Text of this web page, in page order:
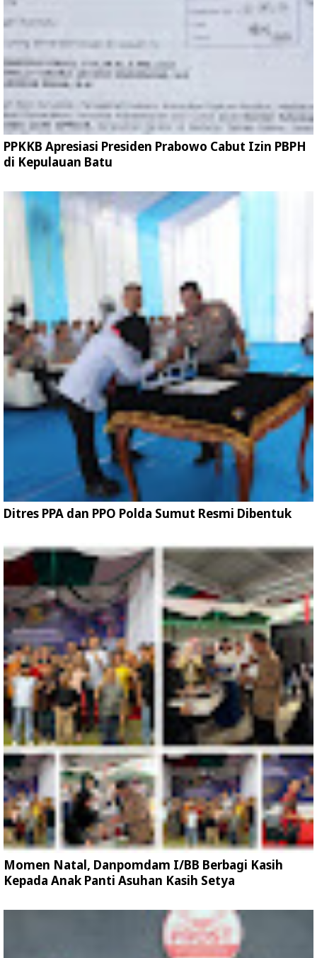
PPKKB Apresiasi Presiden Prabowo Cabut Izin PBPH
di Kepulauan Batu
Ditres PPA dan PPO Polda Sumut Resmi Dibentuk
Momen Natal, Danpomdam I/BB Berbagi Kasih
Kepada Anak Panti Asuhan Kasih Setya